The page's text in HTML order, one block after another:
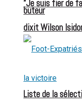
buteur
“Je suis fier de
dixit Wilson
Liste de la